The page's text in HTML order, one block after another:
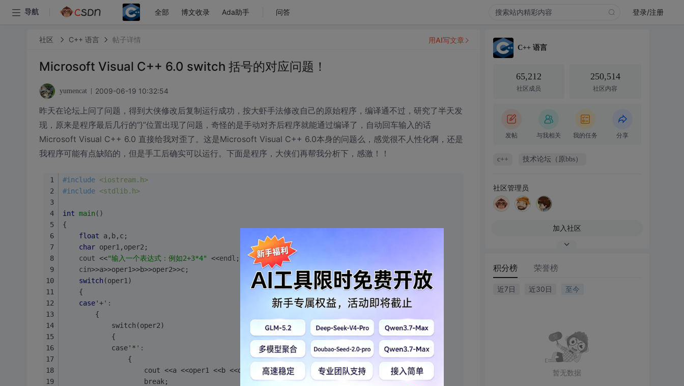
导航 全部 博文收录 Ada助手 问答 登录/注册
社区 C++ 语言 帖子详情
Microsoft Visual C++ 6.0 switch 括号的对应问题！
yumencat 2009-06-19 10:32:54
昨天在论坛上问了问题，得到大侠修改后复制运行成功，按大虾手法修改自己的原始程序，编译通不过，研究了半天发
现，原来是程序最后几行的“}”位置出现了问题，奇怪的是手动对齐后程序就能通过编译了，自动回车输入的话
Microsoft Visual C++ 6.0 直接给我对歪了。这是Microsoft Visual C++ 6.0本身的问题么，感觉很不人性化啊，还是
我程序可能有点缺陷的，但是手工后确实可以运行。下面是程序，大侠们再帮我分析下，感激！！
#include <iostream.h>
#include <stdlib.h>
int main()
{
float a,b,c;
char oper1,oper2;
cout <<"输入一个表达式：例如2+3*4" <<endl ;
cin>>a>>oper1>>b>>oper2>>c;
switch(oper1)
    {
case'+':
        {
            switch(oper2)
            {
            case'*
':
                {
                    cout <<a <<oper1 <<b <<oper2 <<c <<'=
' <<a+b*c <<endl;
                    break;
用AI写文章
C++ 语言
65,212
社区成员
250,514
社区内容
发帖 与我相关 我的任务 分享
c++ 技术论坛（原bbs）
社区管理员
加入社区
积分榜 荣誉榜
近7日 近30日 至今
暂无数据